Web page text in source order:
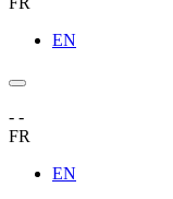
EN
- -
FR
EN